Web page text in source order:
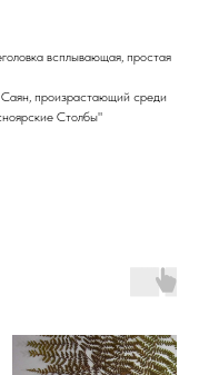
всплывающая, простая
Саян, произрастающий среди
Столбы"